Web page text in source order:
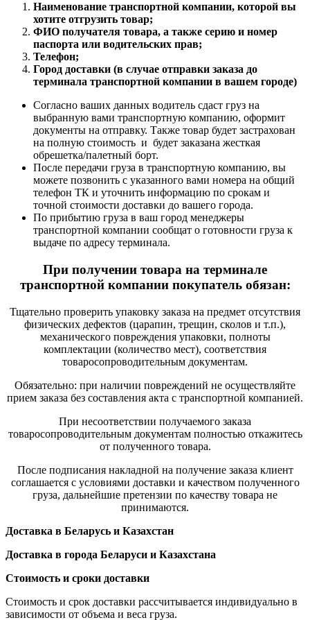
Наименование транспортной компании, которой вы
хотите отгрузить товар;
ФИО получателя товара, а также серию и номер
паспорта или водительских прав;
Телефон;
Город доставки (в случае отправки заказа до
терминала транспортной компании в вашем городе)
Согласно ваших данных водитель сдаст груз на
выбранную вами транспортную компанию, оформит
документы на отправку. Также товар будет застрахован
на полную стоимость и будет заказана жесткая
обрешетка/палетный борт.
После передачи груза в транспортную компанию, вы
можете позвонить с указанного вами номера на общий
телефон ТК и уточнить информацию по срокам и
точной стоимости доставки до вашего города.
По прибытию груза в ваш город менеджеры
транспортной компании сообщат о готовности груза к
выдаче по адресу терминала.
При получении товара на терминале
транспортной компании покупатель обязан:
Тщательно проверить упаковку заказа на предмет отсутствия
физических дефектов (царапин, трещин, сколов и т.п.),
механического повреждения упаковки, полноты
комплектации (количество мест), соответствия
товаросопроводительным документам.
Обязательно: при наличии повреждений не осуществляйте
прием заказа без составления акта с транспортной компанией.
При несоответствии получаемого заказа
товаросопроводительным документам полностью откажитесь
от полученного товара.
После подписания накладной на получение заказа клиент
соглашается с условиями доставки и качеством полученного
груза, дальнейшие претензии по качеству товара не
принимаются.
Доставка в Беларусь и Казахстан
Доставка в города Беларуси и Казахстана
Стоимость и сроки доставки
Стоимость и срок доставки рассчитывается индивидуально в
зависимости от объема и веса груза.